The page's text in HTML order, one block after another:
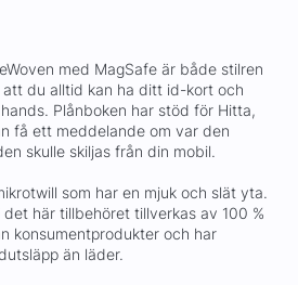
med MagSafe är både stilren
du alltid kan ha ditt id-kort och
Plånboken har stöd för Hitta,
få ett meddelande om var den
skulle skiljas från din mobil.
som har en mjuk och slät yta.
här tillbehöret tillverkas av 100 %
konsumentprodukter och har
än läder.